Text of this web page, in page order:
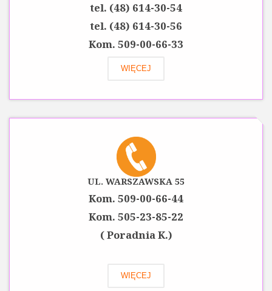
tel. (48) 614-30-54
tel. (48) 614-30-56
Kom. 509-00-66-33
WIĘCEJ
UL. WARSZAWSKA 55
Kom. 509-00-66-44
Kom. 505-23-85-22
( Poradnia K.)
WIĘCEJ